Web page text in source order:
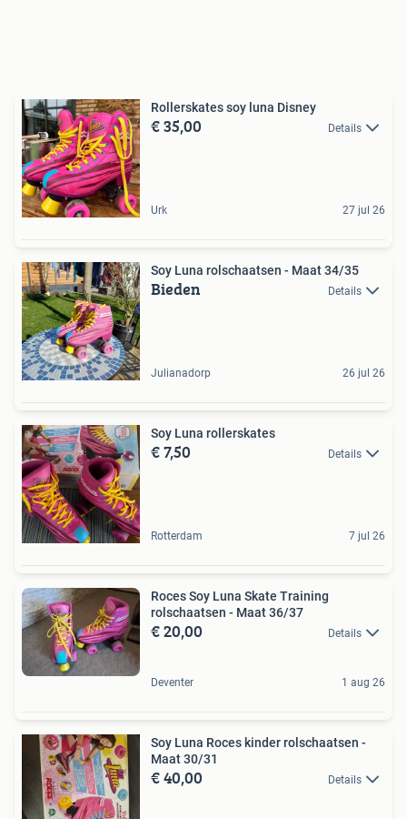
Rollerskates soy luna Disney
€ 35,00 Details
Urk 27 jul 26
Soy Luna rolschaatsen - Maat 34/35
Bieden Details
Julianadorp 26 jul 26
Soy Luna rollerskates
€ 7,50 Details
Rotterdam 7 jul 26
Roces Soy Luna Skate Training
rolschaatsen - Maat 36/37
€ 20,00 Details
Deventer 1 aug 26
Soy Luna Roces kinder rolschaatsen -
Maat 30/31
€ 40,00 Details